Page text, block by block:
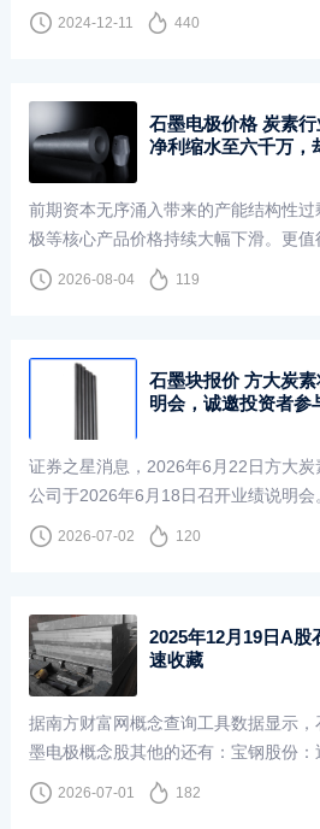
业细分龙头方大炭素位列第24名，成
的非国有企业之一。上榜的中国新材料
2024-12-11 440
石墨电极价格 炭素
净利缩水至六千万，
前期资本无序涌入带来的产能结构性
极等核心产品价格持续大幅下滑。更值
品的出口正在爆发：山西亮宇炭素披
25年的2亿元提升至8亿元，海外基础···
2026-08-04 119
石墨块报价 方大炭
明会，诚邀投资者参
证券之星消息，2026年6月22日方大
公司于2026年6月18日召开业绩说明会
极销量和价格相比2025年同期有哪些
务2026年有哪些积极进展?光纤领域,公
2026-07-02 120
2025年12月19日A股
速收藏
据南方财富网概念查询工具数据显示
墨电极概念股其他的还有：宝钢股份：
9%，最高价为7.28元，总市值上涨了
2026-07-01 182